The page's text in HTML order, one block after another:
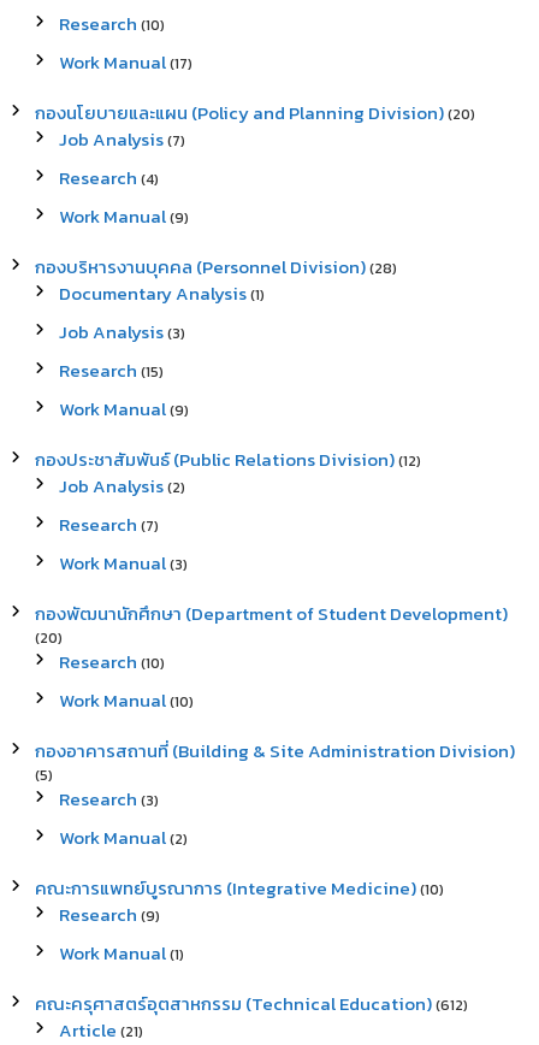
Research (10)
Work Manual(17)
กองนโยบายและแผน (Policy and Planning Division)(20)
Job Analysis(7)
Research (4)
Work Manual(9)
กองบริหารงานบุคคล (Personnel Division)(28)
Documentary Analysis(1)
Job Analysis(3)
Research (15)
Work Manual(9)
กองประชาสัมพันธ์ (Public Relations Division)(12)
Job Analysis(2)
Research (7)
Work Manual(3)
กองพัฒนานักศึกษา (Department of Student Development)
(20)
Research (10)
Work Manual(10)
กองอาคารสถานที่ (Building & Site Administration Division)
(5)
Research (3)
Work Manual(2)
คณะการแพทย์บูรณาการ (Integrative Medicine)(10)
Research (9)
Work Manual(1)
คณะครุศาสตร์อุตสาหกรรม (Technical Education)(612)
Article (21)